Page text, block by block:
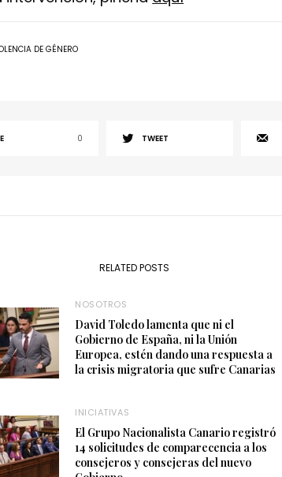
DE GÉNERO
0 TWEET
RELATED POSTS
NOSOTROS
David Toledo lamenta que ni el
Gobierno de España, ni la Unión
Europea, estén dando una respuesta a
la crisis migratoria que sufre Canarias
INICIATIVAS
El Grupo Nacionalista Canario registró
14 solicitudes de comparecencia a los
consejeros y consejeras del nuevo